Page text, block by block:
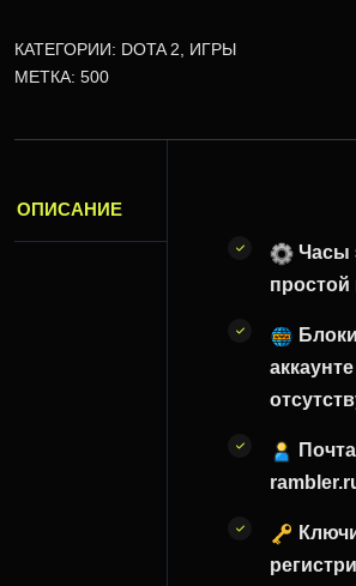
КАТЕГОРИИ: DOTA 2
ИГРЫ
МЕТКА: 500
ОПИСАНИЕ
Часы
аккаунте